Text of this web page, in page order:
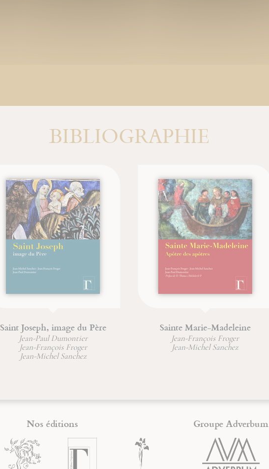
BIBLIOGRAPHIE
Saint Joseph, image du Père
Jean-Paul Dumontier
Jean-François Froger
Jean-Michel Sanchez
Sainte Marie-Madeleine
Jean-François Froger
Jean-Michel Sanchez
Nos éditions Groupe Adverbum